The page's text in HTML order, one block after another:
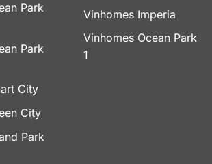
Park
Park
City
City
Park
Vinhomes Imperia
Vinhomes Ocean Park
1